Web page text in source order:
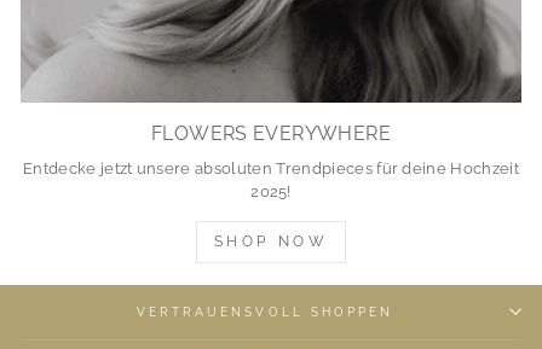
FLOWERS EVERYWHERE
Entdecke jetzt unsere absoluten Trendpieces für deine Hochzeit
2025!
SHOP NOW
VERTRAUENSVOLL SHOPPEN